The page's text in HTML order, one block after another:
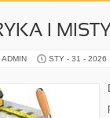
I
STY - 31 - 2026